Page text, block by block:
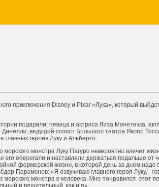
приключения Disney и Pixar «Лука», который
подарили: певица и актриса Лиза Монеточка,
ведущий солист Большого театра Якопо
героев Луку и Альберто.
монстра Луку Пагуро невероятно влечет
его оберегали и наставляли держаться подальше от
фермерской жизни, в которой день за днем надо
Парамонов: «Я озвучиваю главного героя Луку, -
монстра в человека. Мне понравился этот
и решительный, как и я».